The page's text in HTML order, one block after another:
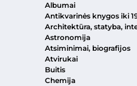
Albumai
Antikvarinės knygos iki
Architektūra, statyba,
Astronomija
Atsiminimai, biografijos
Atvirukai
Buitis
Chemija